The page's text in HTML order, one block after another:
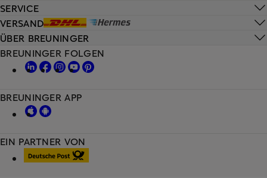
SERVICE
VERSAND
ÜBER BREUNINGER
EIN PARTNER VON
BREUNINGER FOLGEN
BREUNINGER APP